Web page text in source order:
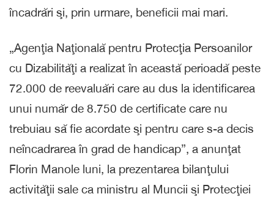
încadrări şi, prin urmare, beneficii mai mari.
„Agenţia Naţională pentru Protecţia Persoanilor
cu Dizabilităţi a realizat în această perioadă peste
72.000 de reevaluări care au dus la identificarea
unui număr de 8.750 de certificate care nu
trebuiau să fie acordate şi pentru care s-a decis
neîncadrarea în grad de handicap”, a anunţat
Florin Manole luni, la prezentarea bilanţului
activităţii sale ca ministru al Muncii şi Protecţiei